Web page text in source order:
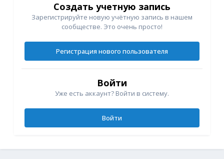
Создать учетную запись
Зарегистрируйте новую учётную запись в нашем
сообществе. Это очень просто!
Регистрация нового пользователя
Войти
Уже есть аккаунт? Войти в систему.
Войти